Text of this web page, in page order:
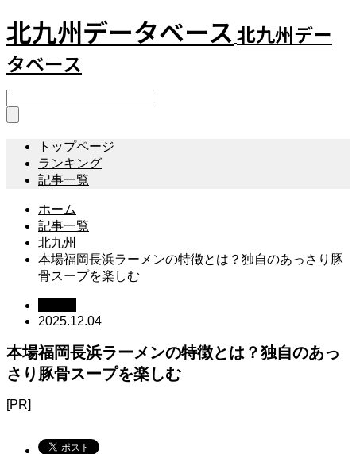
北九州データベース 北九州デー
タベース
トップページ
ランキング
記事一覧
ホーム
記事一覧
北九州
本場福岡長浜ラーメンの特徴とは？独自のあっさり豚
骨スープを楽しむ
2025.12.04
本場福岡長浜ラーメンの特徴とは？独自のあっ
さり豚骨スープを楽しむ
[PR]